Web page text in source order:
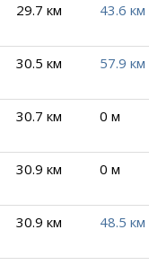
29.7 км 43.6 км
30.5 км 57.9 км
30.7 км 0 м
30.9 км 0 м
30.9 км 48.5 км